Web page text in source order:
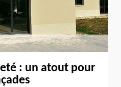
: un atout pour